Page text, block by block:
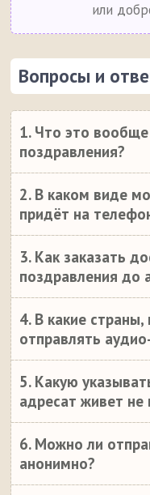
или
Вопросы и
1. Что это
поздравления?
2. В каком виде
придёт на
3. Как заказать
поздравления до
4. В какие
отправлять
5. Какую
адресат живет не
6. Можно ли
анонимно?